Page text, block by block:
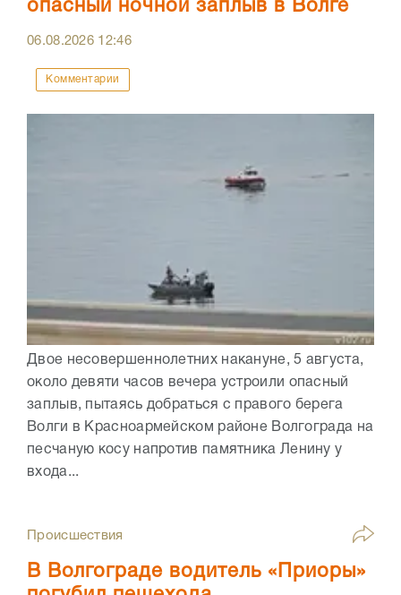
опасный ночной заплыв в Волге
06.08.2026 12:46
Комментарии
Двое несовершеннолетних накануне, 5 августа,
около девяти часов вечера устроили опасный
заплыв, пытаясь добраться с правого берега
Волги в Красноармейском районе Волгограда на
песчаную косу напротив памятника Ленину у
входа...
Происшествия
В Волгограде водитель «Приоры»